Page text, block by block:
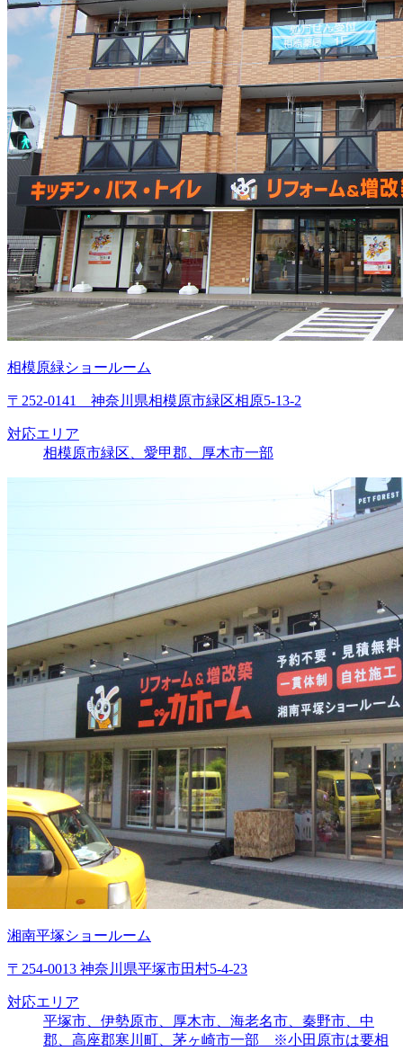
相模原緑ショールーム
〒252-0141 神奈川県相模原市緑区相原5-13-2
対応エリア
相模原市緑区、愛甲郡、厚木市一部
湘南平塚ショールーム
〒254-0013 神奈川県平塚市田村5-4-23
対応エリア
平塚市、伊勢原市、厚木市、海老名市、秦野市、中
郡、高座郡寒川町、茅ヶ崎市一部 ※小田原市は要相